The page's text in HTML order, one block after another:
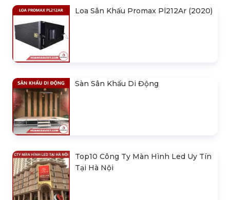
Loa Sân Khấu Promax Pl212Ar (2020)
Sàn Sân Khấu Di Động
Top10 Công Ty Màn Hình Led Uy Tín
Tại Hà Nội